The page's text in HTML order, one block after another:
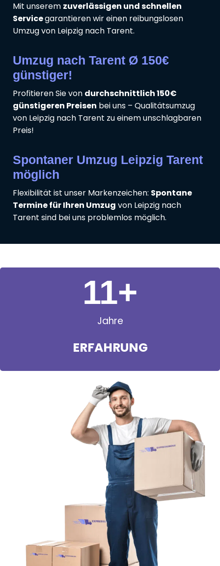
Mit unserem zuverlässigen und schnellen
Servicegarantieren wir einen reibungslosen
Umzug von Leipzig nach Tarent.
Umzug nach Tarent Ø 150€
günstiger!
Profitieren Sie von durchschnittlich 150€
günstigeren Preisen bei uns – Qualitätsumzug
von Leipzig nach Tarent zu einem unschlagbaren
Preis!
Spontaner Umzug Leipzig Tarent
möglich
Flexibilität ist unser Markenzeichen: Spontane
Termine für Ihren Umzug von Leipzig nach
Tarent sind bei uns problemlos möglich.
Jahre
ERFAHRUNG
11+